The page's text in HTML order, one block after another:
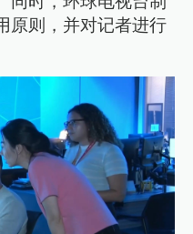
原则，并对记者进行